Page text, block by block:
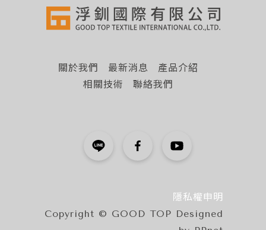
關於我們 最新消息
產品介紹
相關技術
聯絡我們
隱私權申明
Copyright © GOOD TOP Designed